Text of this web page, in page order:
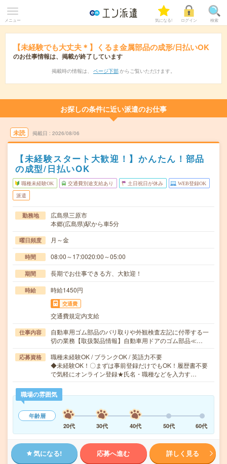
メニュー 気になる! ログイン 検索
【未経験でも大丈夫＊】くるま金属部品の成形/日払いOK
のお仕事情報は、掲載が終了しています
掲載時の情報は、 ページ下部 からご覧いただけます。
お探しの条件に近い派遣のお仕事
未読 掲載日 2026/08/06
【未経験スタート大歓迎！】かんたん！部品
の成型/日払いOK
職種未経験OK 交通費別途支給あり 土日祝日が休み WEB登録OK
派遣
勤務地
広島県三原市
本郷(広島県)駅から車5分
曜日頻度 月～金
時間 08:00～17:0020:00～05:00
期間 長期でお仕事できる方、大歓迎！
時給 時給1450円
交通費
交通費規定内支給
仕事内容
自動車用ゴム部品のバリ取りや外観検査左記に付帯する一
切の業務【取扱製品情報】自動車用ドアのゴム部品≪…
応募資格
職種未経験OK / ブランクOK / 英語力不要
◆未経験OK！〇まずは事前登録だけでもOK！履歴書不要
で気軽にオンライン登録★氏名・職種などを入力す…
職場の雰囲気
年齢層
20代
30代 40代 50代 60代
気になる! 応募へ進む 詳しく見る